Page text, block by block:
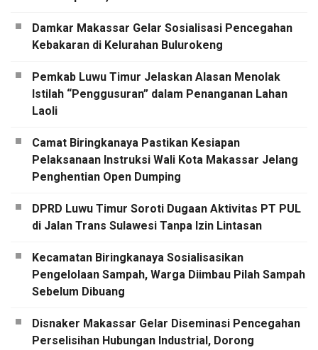
Damkar Makassar Gelar Sosialisasi Pencegahan
Kebakaran di Kelurahan Bulurokeng
Pemkab Luwu Timur Jelaskan Alasan Menolak
Istilah “Penggusuran” dalam Penanganan Lahan
Laoli
Camat Biringkanaya Pastikan Kesiapan
Pelaksanaan Instruksi Wali Kota Makassar Jelang
Penghentian Open Dumping
DPRD Luwu Timur Soroti Dugaan Aktivitas PT PUL
di Jalan Trans Sulawesi Tanpa Izin Lintasan
Kecamatan Biringkanaya Sosialisasikan
Pengelolaan Sampah, Warga Diimbau Pilah Sampah
Sebelum Dibuang
Disnaker Makassar Gelar Diseminasi Pencegahan
Perselisihan Hubungan Industrial, Dorong